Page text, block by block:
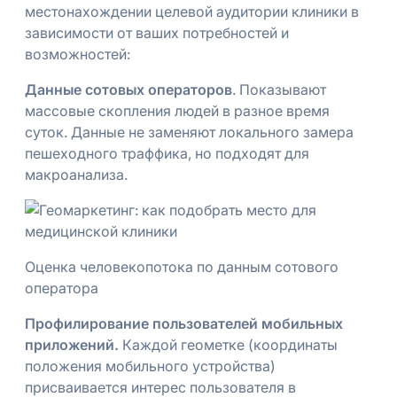
местонахождении целевой аудитории клиники в
зависимости от ваших потребностей и
возможностей:
Данные сотовых операторов. Показывают
массовые скопления людей в разное время
суток. Данные не заменяют локального замера
пешеходного траффика, но подходят для
макроанализа.
Оценка человекопотока по данным сотового
оператора
Профилирование пользователей мобильных
приложений. Каждой геометке (координаты
положения мобильного устройства)
присваивается интерес пользователя в